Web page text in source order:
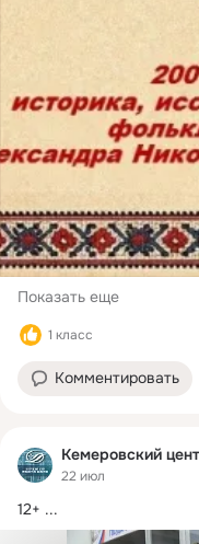
Показать еще
1 класс
Комментировать
Кемеровский
22 июл
12+ ...